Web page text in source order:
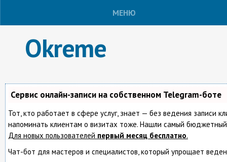
МЕНЮ
Okreme
Сервис онлайн-записи на собственном Telegram-боте
Тот, кто работает в сфере услуг, знает — без ведения записи
напоминать клиентам о визитах тоже. Нашли самый
Для новых пользователей первый месяц бесплатно.
Чат-бот для мастеров и специалистов, который упрощает